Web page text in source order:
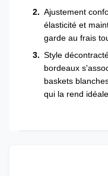
Ajustement
élasticité et
garde au frais
Style
bordeaux
baskets
qui la rend